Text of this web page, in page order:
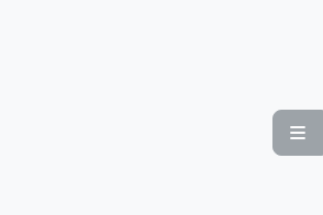
